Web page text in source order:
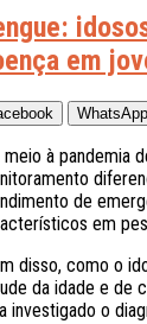
em
WhatsApp
meio à pandemia
de
em
disso, como o
da idade e de
investigado o